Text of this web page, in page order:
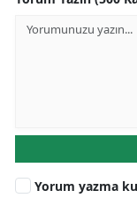
Yorum yazma